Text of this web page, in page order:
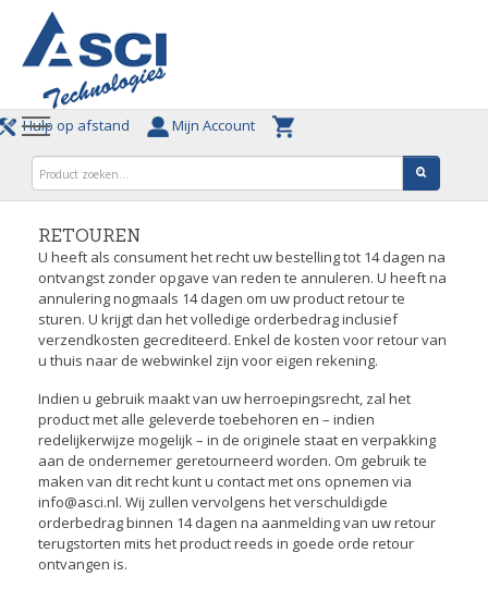
Hulp op afstand Mijn Account
RETOUREN
U heeft als consument het recht uw bestelling tot 14 dagen na
ontvangst zonder opgave van reden te annuleren. U heeft na
annulering nogmaals 14 dagen om uw product retour te
sturen. U krijgt dan het volledige orderbedrag inclusief
verzendkosten gecrediteerd. Enkel de kosten voor retour van
u thuis naar de webwinkel zijn voor eigen rekening.
Indien u gebruik maakt van uw herroepingsrecht, zal het
product met alle geleverde toebehoren en – indien
redelijkerwijze mogelijk – in de originele staat en verpakking
aan de ondernemer geretourneerd worden. Om gebruik te
maken van dit recht kunt u contact met ons opnemen via
info@asci.nl. Wij zullen vervolgens het verschuldigde
orderbedrag binnen 14 dagen na aanmelding van uw retour
terugstorten mits het product reeds in goede orde retour
ontvangen is.